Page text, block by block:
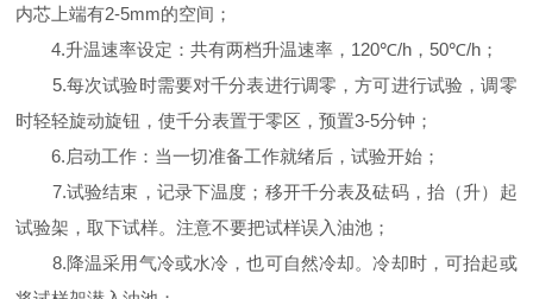
内芯上端有2-5mm的空间；
4.升温速率设定：共有两档升温速率， 120℃/h ， 50℃/h ；
5.每次试验时需要对千分表进行调零，方可进行试验，调零
时轻轻旋动旋钮，使千分表置于零区，预置3-5分钟；
6.启动工作：当一切准备工作就绪后，试验开始；
7.试验结束，记录下温度；移开千分表及砝码，抬（升）起
试验架，取下试样。注意不要把试样误入油池；
8.降温采用气冷或水冷，也可自然冷却。冷却时，可抬起或